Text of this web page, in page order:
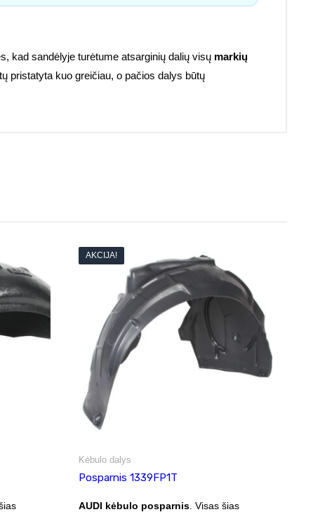
kad sandėlyje turėtume atsarginių dalių visų markių
pristatyta kuo greičiau, o pačios dalys būtų
AKCIJA!
Kėbulo dalys
Posparnis 1339FP1T
AUDI kėbulo posparnis. Visas šias